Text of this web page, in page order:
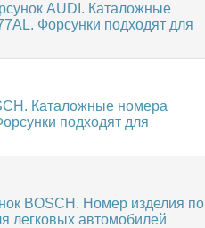
AUDI. Каталожные
Форсунки подходят для
Каталожные номера
подходят для
BOSCH. Номер изделия по
легковых автомобилей